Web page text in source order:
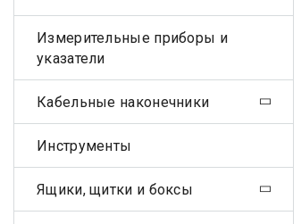
Измерительные приборы и
указатели
Кабельные наконечники
Инструменты
Ящики, щитки и боксы